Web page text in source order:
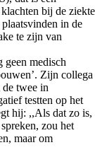
bij de ziekte
in de
te zijn van
geen medisch
Zijn collega
twee in
testten op het
hij: ,,Als dat zo is,
zou het
maar om